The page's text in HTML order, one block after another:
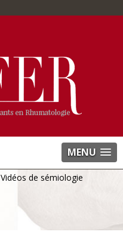
MENU
Vidéos de sémiologie